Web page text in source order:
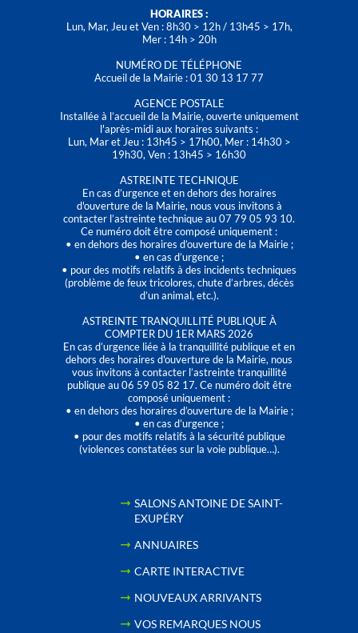
HORAIRES :
Lun, Mar, Jeu et Ven : 8h30 > 12h / 13h45 > 17h,
Mer : 14h > 20h
NUMÉRO DE TÉLÉPHONE
Accueil de la Mairie : 01 30 13 17 77
AGENCE POSTALE
Installée à l’accueil de la Mairie, ouverte uniquement
l'après-midi aux horaires suivants :
Lun, Mar et Jeu : 13h45 > 17h00, Mer : 14h30 >
19h30, Ven : 13h45 > 16h30
ASTREINTE TECHNIQUE
En cas d’urgence et en dehors des horaires
d'ouverture de la Mairie, nous vous invitons à
contacter l’astreinte technique au 07 79 05 93 10.
Ce numéro doit être composé uniquement :
• en dehors des horaires d’ouverture de la Mairie ;
• en cas d’urgence ;
• pour des motifs relatifs à des incidents techniques
(problème de feux tricolores, chute d’arbres, décès
d’un animal, etc.).
ASTREINTE TRANQUILLITÉ PUBLIQUE À
COMPTER DU 1ER MARS 2026
En cas d’urgence liée à la tranquillité publique et en
dehors des horaires d'ouverture de la Mairie, nous
vous invitons à contacter l’astreinte tranquillité
publique au 06 59 05 82 17. Ce numéro doit être
composé uniquement :
• en dehors des horaires d’ouverture de la Mairie ;
• en cas d’urgence ;
• pour des motifs relatifs à la sécurité publique
(violences constatées sur la voie publique…).
SALONS ANTOINE DE SAINT-
EXUPÉRY
ANNUAIRES
CARTE INTERACTIVE
NOUVEAUX ARRIVANTS
VOS REMARQUES NOUS